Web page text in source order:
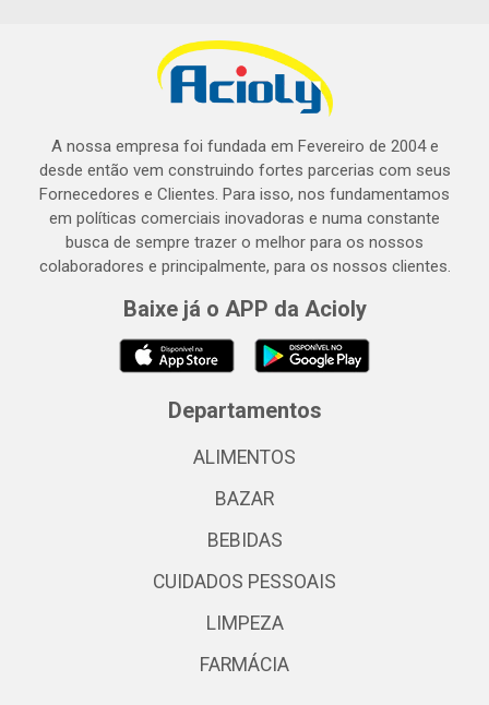
A nossa empresa foi fundada em Fevereiro de 2004 e
desde então vem construindo fortes parcerias com seus
Fornecedores e Clientes. Para isso, nos fundamentamos
em políticas comerciais inovadoras e numa constante
busca de sempre trazer o melhor para os nossos
colaboradores e principalmente, para os nossos clientes.
Baixe já o APP da Acioly
Departamentos
ALIMENTOS
BAZAR
BEBIDAS
CUIDADOS PESSOAIS
LIMPEZA
FARMÁCIA